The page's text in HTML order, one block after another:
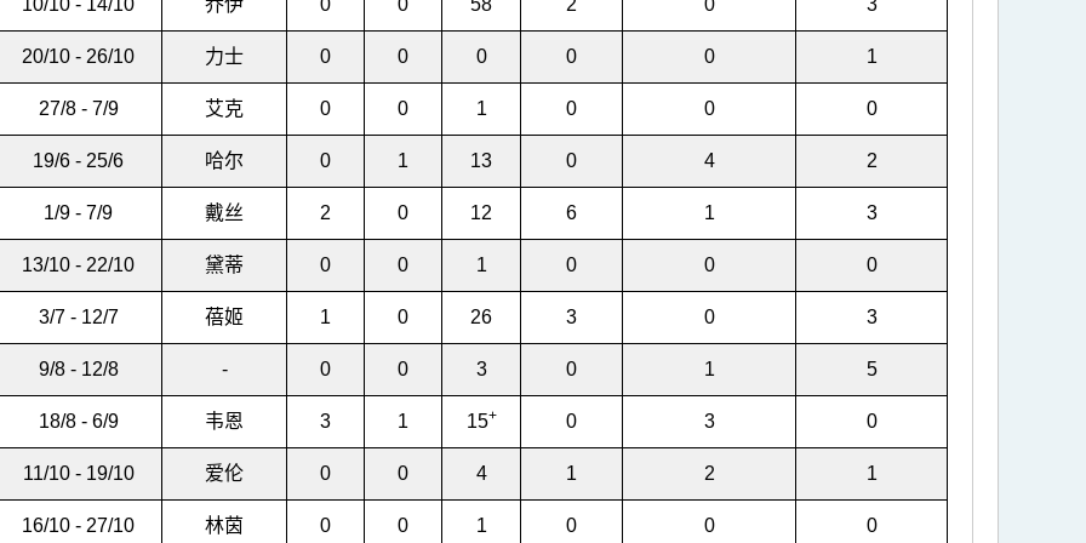
10/10 - 14/10 乔伊 0 0 58 2 0 3
20/10 - 26/10 力士 0 0 0 0 0 1
27/8 - 7/9 艾克 0 0 1 0 0 0
19/6 - 25/6 哈尔 0 1 13 0 4 2
1/9 - 7/9 戴丝 2 0 12 6 1 3
13/10 - 22/10 黛蒂 0 0 1 0 0 0
3/7 - 12/7 蓓姬 1 0 26 3 0 3
9/8 - 12/8 - 0 0 3 0 1 5
18/8 - 6/9 韦恩 3 1 15+ 0 3 0
11/10 - 19/10 爱伦 0 0 4 1 2 1
16/10 - 27/10 林茵 0 0 1 0 0 0